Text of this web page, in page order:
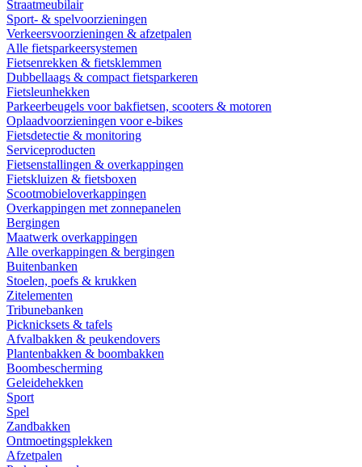
Straatmeubilair
Sport- & spelvoorzieningen
Verkeersvoorzieningen & afzetpalen
Alle fietsparkeersystemen
Fietsenrekken & fietsklemmen
Dubbellaags & compact fietsparkeren
Fietsleunhekken
Parkeerbeugels voor bakfietsen, scooters & motoren
Oplaadvoorzieningen voor e-bikes
Fietsdetectie & monitoring
Serviceproducten
Fietsenstallingen & overkappingen
Fietskluizen & fietsboxen
Scootmobieloverkappingen
Overkappingen met zonnepanelen
Bergingen
Maatwerk overkappingen
Alle overkappingen & bergingen
Buitenbanken
Stoelen, poefs & krukken
Zitelementen
Tribunebanken
Picknicksets & tafels
Afvalbakken & peukendovers
Plantenbakken & boombakken
Boombescherming
Geleidehekken
Sport
Spel
Zandbakken
Ontmoetingsplekken
Afzetpalen